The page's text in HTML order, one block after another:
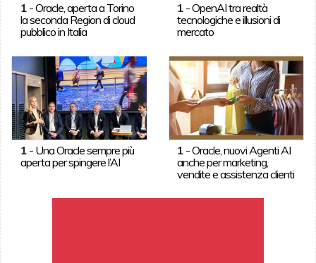
1-Oracle, aperta a Torino
la seconda Region di cloud
pubblico in Italia
1 -OpenAI tra realtà
tecnologiche e illusioni di
mercato
1- Una Oracle sempre più
aperta per spingere l’AI
1 -Oracle, nuovi Agenti AI
anche per marketing,
vendite e assistenza clienti